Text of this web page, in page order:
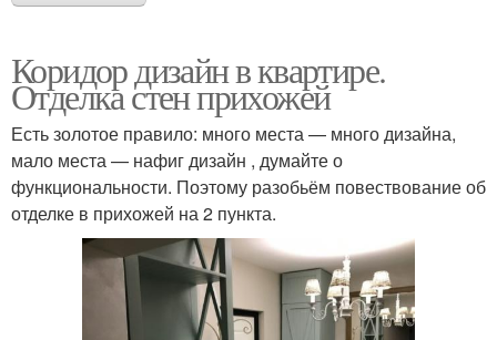
Коридор дизайн в квартире.
Отделка стен прихожей
Есть золотое правило: много места — много дизайна,
мало места — нафиг дизайн , думайте о
функциональности. Поэтому разобьём повествование об
отделке в прихожей на 2 пункта.